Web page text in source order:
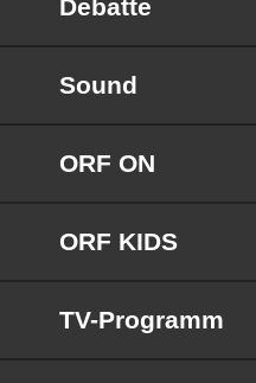
Debatte
Sound
ORF ON
ORF KIDS
TV-Programm